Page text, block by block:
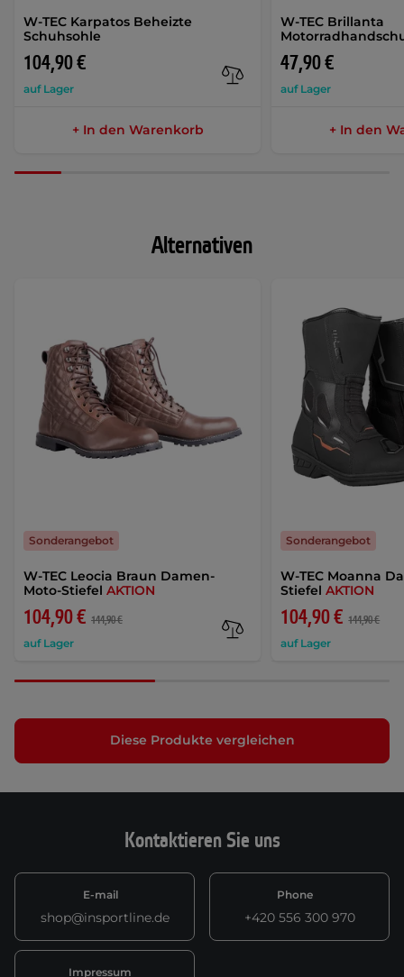
W-TEC Karpatos Beheizte
Schuhsohle
104,90 €
auf Lager
+ In den Warenkorb
W-TEC Brillanta
47,90 €
auf Lager
+ In den
Alternativen
W-TEC Leocia Braun Damen-
Moto-Stiefel AKTION
104,90 € 144,90 €
auf Lager
Sonderangebot
W-TEC Moanna
StiefelAKTION
104,90 € 144,90 €
auf Lager
Sonderangebot
Diese Produkte vergleichen
Kontaktieren Sie uns
E-mail
shop@insportline.de
Phone
+420 556 300 970
Impressum